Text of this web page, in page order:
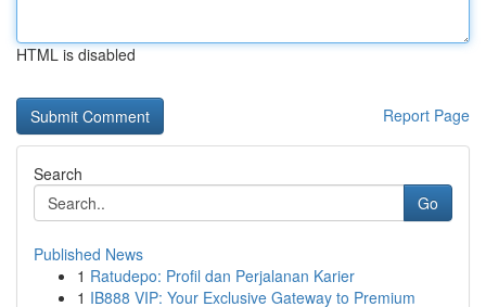
HTML is disabled
Report Page
Search
Go
Published News
1 Ratudepo: Profil dan Perjalanan Karier
1 IB888 VIP: Your Exclusive Gateway to Premium